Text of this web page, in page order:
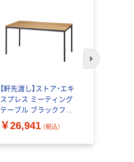
【軒先渡し】ストア・エキ
スプレス ミーティング
テーブル ブラックフレ
ーム ラスティック柄天
板 幅150cm 7086-115
￥26,941 （税込）
次のスライド